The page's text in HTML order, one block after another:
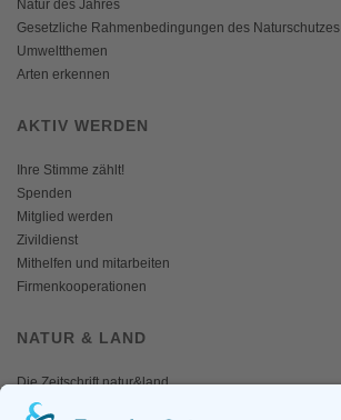
Natur des Jahres
Gesetzliche Rahmenbedingungen des Naturschutzes
Umweltthemen
Arten erkennen
AKTIV WERDEN
Ihre Stimme zählt!
Spenden
Mitglied werden
Zivildienst
Mithelfen und mitarbeiten
Firmenkooperationen
NATUR & LAND
Die Zeitschrift natur&land
Archiv